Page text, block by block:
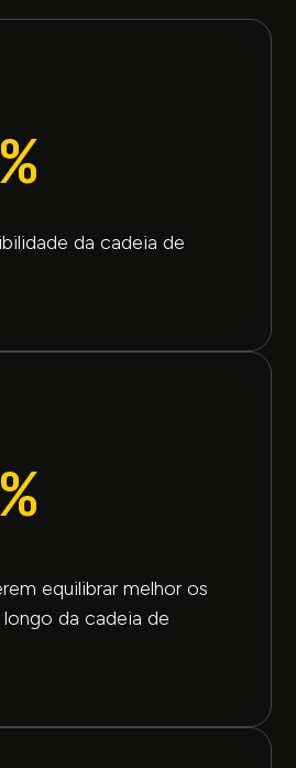
da cadeia de
equilibrar melhor os
da cadeia de